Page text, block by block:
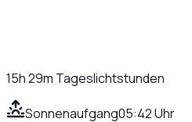
15h 29m Tageslichtstunden
Sonnenaufgang05:42 Uhr